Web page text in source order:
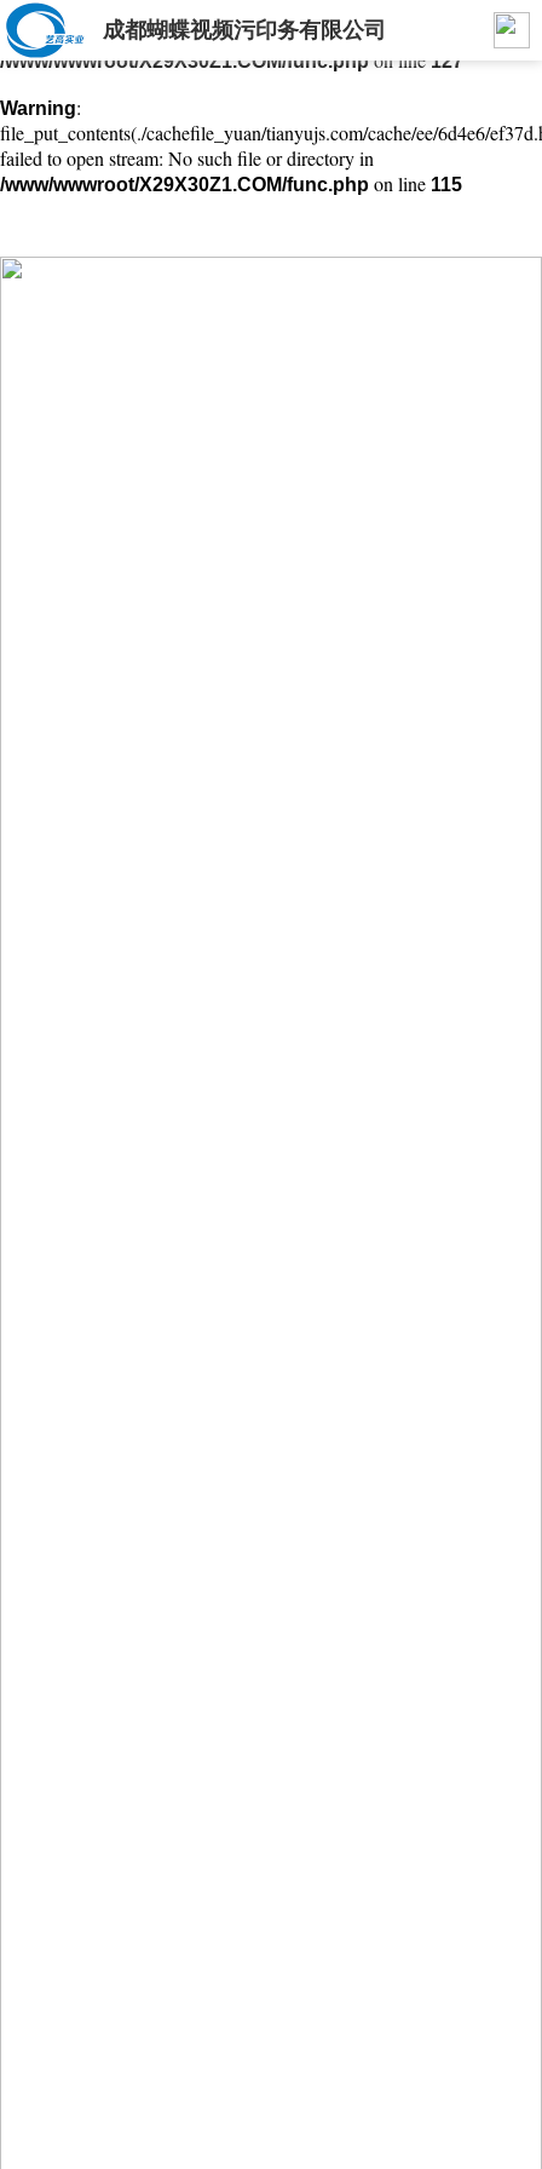
Warning: mkdir(): No space left on device in
/www/wwwroot/X29X30Z1.COM/func.phpon line127
Warning:
file_put_contents(./cachefile_yuan/tianyujs.com/cache/ee/6d4e6/
failed to open stream: No such file or directory in
/www/wwwroot/X29X30Z1.COM/func.php on line 115
成都蝴蝶视频污印务有限公司